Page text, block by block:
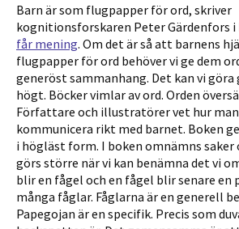
Barn är som flugpapper för ord, skriver
kognitionsforskaren Peter Gärdenfors i
får mening. Om det är så att barnens
flugpapper för ord behöver vi ge dem
generöst sammanhang. Det kan vi
högt. Böcker vimlar av ord. Orden
Författare och illustratörer vet hur
kommunicera rikt med barnet. Boken
i högläst form. I boken omnämns saker
görs större när vi kan benämna det vi
blir en fågel och en fågel blir senare en
många fåglar. Fåglarna är en generell
Papegojan är en specifik. Precis som